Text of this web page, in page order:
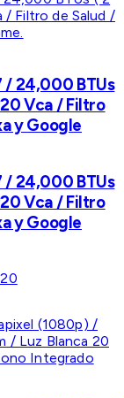
/ 24,000 BTUs
Vca / Filtro
y Google
/ 24,000 BTUs
Vca / Filtro
y Google